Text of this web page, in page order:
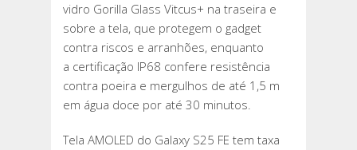
vidro Gorilla Glass Vitcus+ na traseira e
sobre a tela, que protegem o gadget
contra riscos e arranhões, enquanto
a certificação IP68 confere resistência
contra poeira e mergulhos de até 1,5 m
em água doce por até 30 minutos.
Tela AMOLED do Galaxy S25 FE tem taxa